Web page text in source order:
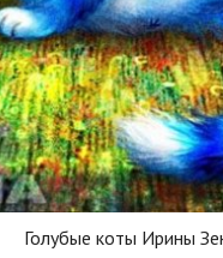
Голубые коты Ирины